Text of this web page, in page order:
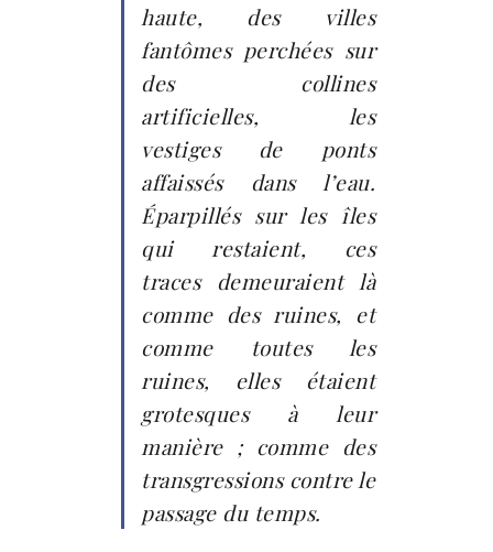
haute, des villes
fantômes perchées sur
des collines
artificielles, les
vestiges de ponts
affaissés dans l’eau.
Éparpillés sur les îles
qui restaient, ces
traces demeuraient là
comme des ruines, et
comme toutes les
ruines, elles étaient
grotesques à leur
manière ; comme des
transgressions contre le
passage du temps.